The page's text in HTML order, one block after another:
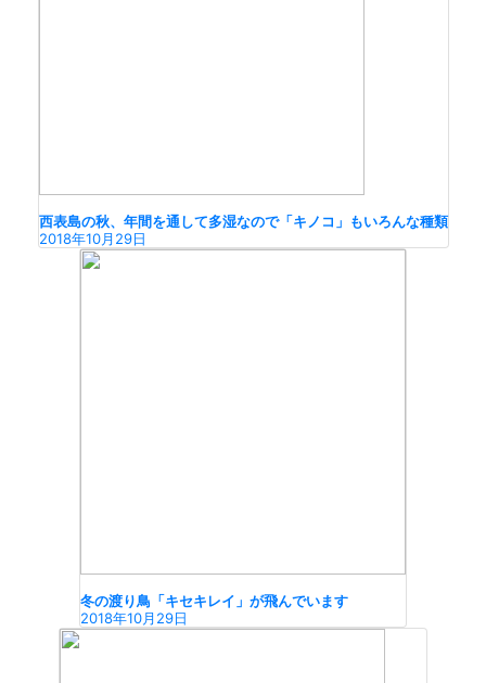
西表島の秋、年間を通して多湿なので「キノコ」もいろんな種類
2018年10月29日
冬の渡り鳥「キセキレイ」が飛んでいます
2018年10月29日